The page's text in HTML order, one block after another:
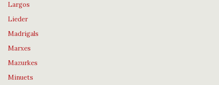
Largos
Lieder
Madrigals
Marxes
Mazurkes
Minuets